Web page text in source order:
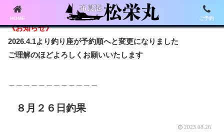
《お知らせ》
2026.4.1より釣り座が予約順へと変更になりました
ご理解のほどよろしくお願いいたします
８月２６日釣果
2023.08.26
HOME ご予約